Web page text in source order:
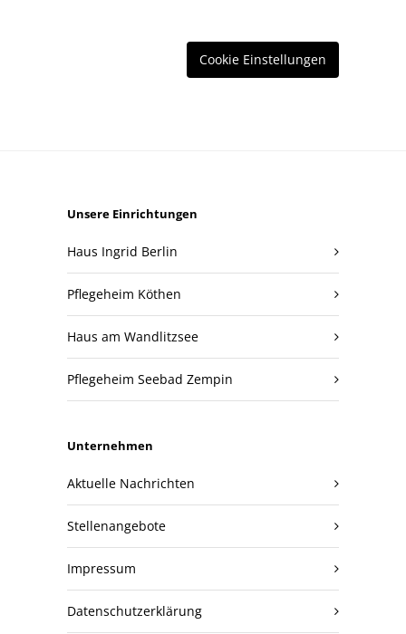
Cookie Einstellungen
Unsere Einrichtungen
Haus Ingrid Berlin
Pflegeheim Köthen
Haus am Wandlitzsee
Pflegeheim Seebad Zempin
Unternehmen
Aktuelle Nachrichten
Stellenangebote
Impressum
Datenschutzerklärung